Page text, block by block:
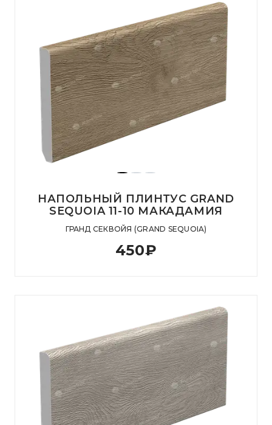
НАПОЛЬНЫЙ ПЛИНТУС GRAND
SEQUOIA 11-10 МАКАДАМИЯ
ГРАНД СЕКВОЙЯ (GRAND SEQUOIA)
450₽